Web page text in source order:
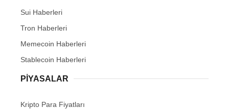
Sui Haberleri
Tron Haberleri
Memecoin Haberleri
Stablecoin Haberleri
PIYASALAR
Kripto Para Fiyatları